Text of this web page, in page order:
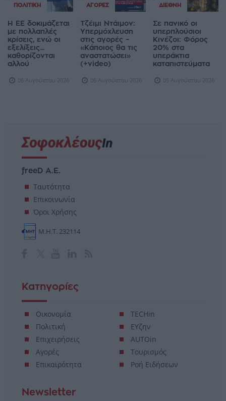
ΠΟΛΙΤΙΚΉ
Η ΕΕ δοκιμάζεται
με πολλαπλές
κρίσεις, ενώ οι
εξελίξεις...
καθορίζονται
αλλού
06 Αυγούστου 2026
ΑΓΟΡΈΣ
Τζέιμι Ντάιμον:
Υπερμόχλευση
στις αγορές –
«Κάποιος θα τις
αναστατώσει»
(+video)
06 Αυγούστου 2026
ΔΙΕΘΝΉ
Σε πανικό οι
υπερπλούσιοι
Κινέζοι: Φόρος
20% στα
υπεράκτια
καταπιστεύματα
05 Αυγούστου 2026
freeD Α.Ε.
Ταυτότητα
Επικοινωνία
Όροι Χρήσης
Μ.Η.Τ. 232114
Κατηγορίες
Οικονομία
Πολιτική
Επιχειρήσεις
Αγορές
Επικαιρότητα
TECHin
ΕΥζην
AUTOin
Τουρισμός
Ροή Ειδήσεων
Newsletter